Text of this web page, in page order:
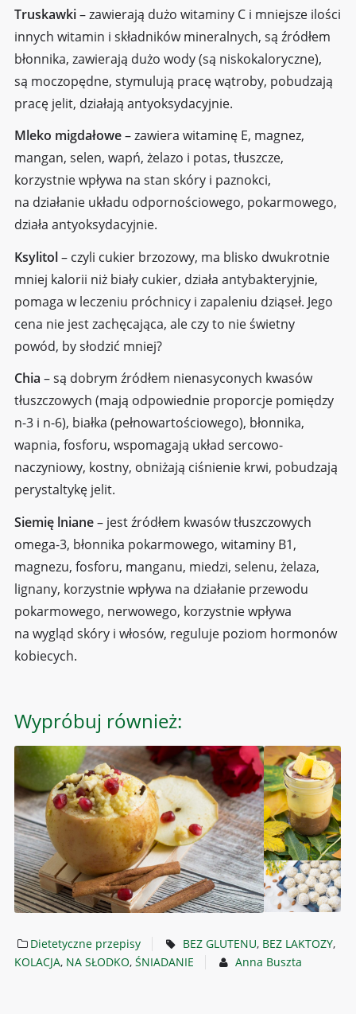
Truskawki– zawierają dużo witaminy C i mniejsze ilości
innych witamin i składników mineralnych, są źródłem
błonnika, zawierają dużo wody (są niskokaloryczne),
są moczopędne, stymulują pracę wątroby, pobudzają
pracę jelit, działają antyoksydacyjnie.
Mleko migdałowe– zawiera witaminę E, magnez,
mangan, selen, wapń, żelazo i potas, tłuszcze,
korzystnie wpływa na stan skóry i paznokci,
na działanie układu odpornościowego, pokarmowego,
działa antyoksydacyjnie.
Ksylitol– czyli cukier brzozowy, ma blisko dwukrotnie
mniej kalorii niż biały cukier, działa antybakteryjnie,
pomaga w leczeniu próchnicy i zapaleniu dziąseł. Jego
cena nie jest zachęcająca, ale czy to nie świetny
powód, by słodzić mniej?
Chia – są dobrym źródłem nienasyconych kwasów
tłuszczowych (mają odpowiednie proporcje pomiędzy
n-3 i n-6), białka (pełnowartościowego), błonnika,
wapnia, fosforu, wspomagają układ sercowo-
naczyniowy, kostny, obniżają ciśnienie krwi, pobudzają
perystaltykę jelit.
Siemię lniane– jest źródłem kwasów tłuszczowych
omega-3, błonnika pokarmowego, witaminy B1,
magnezu, fosforu, manganu, miedzi, selenu, żelaza,
lignany, korzystnie wpływa na działanie przewodu
pokarmowego, nerwowego, korzystnie wpływa
na wygląd skóry i włosów, reguluje poziom hormonów
kobiecych.
Wypróbuj również:
Dietetyczne przepisy BEZ GLUTENU, BEZ LAKTOZY,
KOLACJA, NA SŁODKO, ŚNIADANIE Anna Buszta